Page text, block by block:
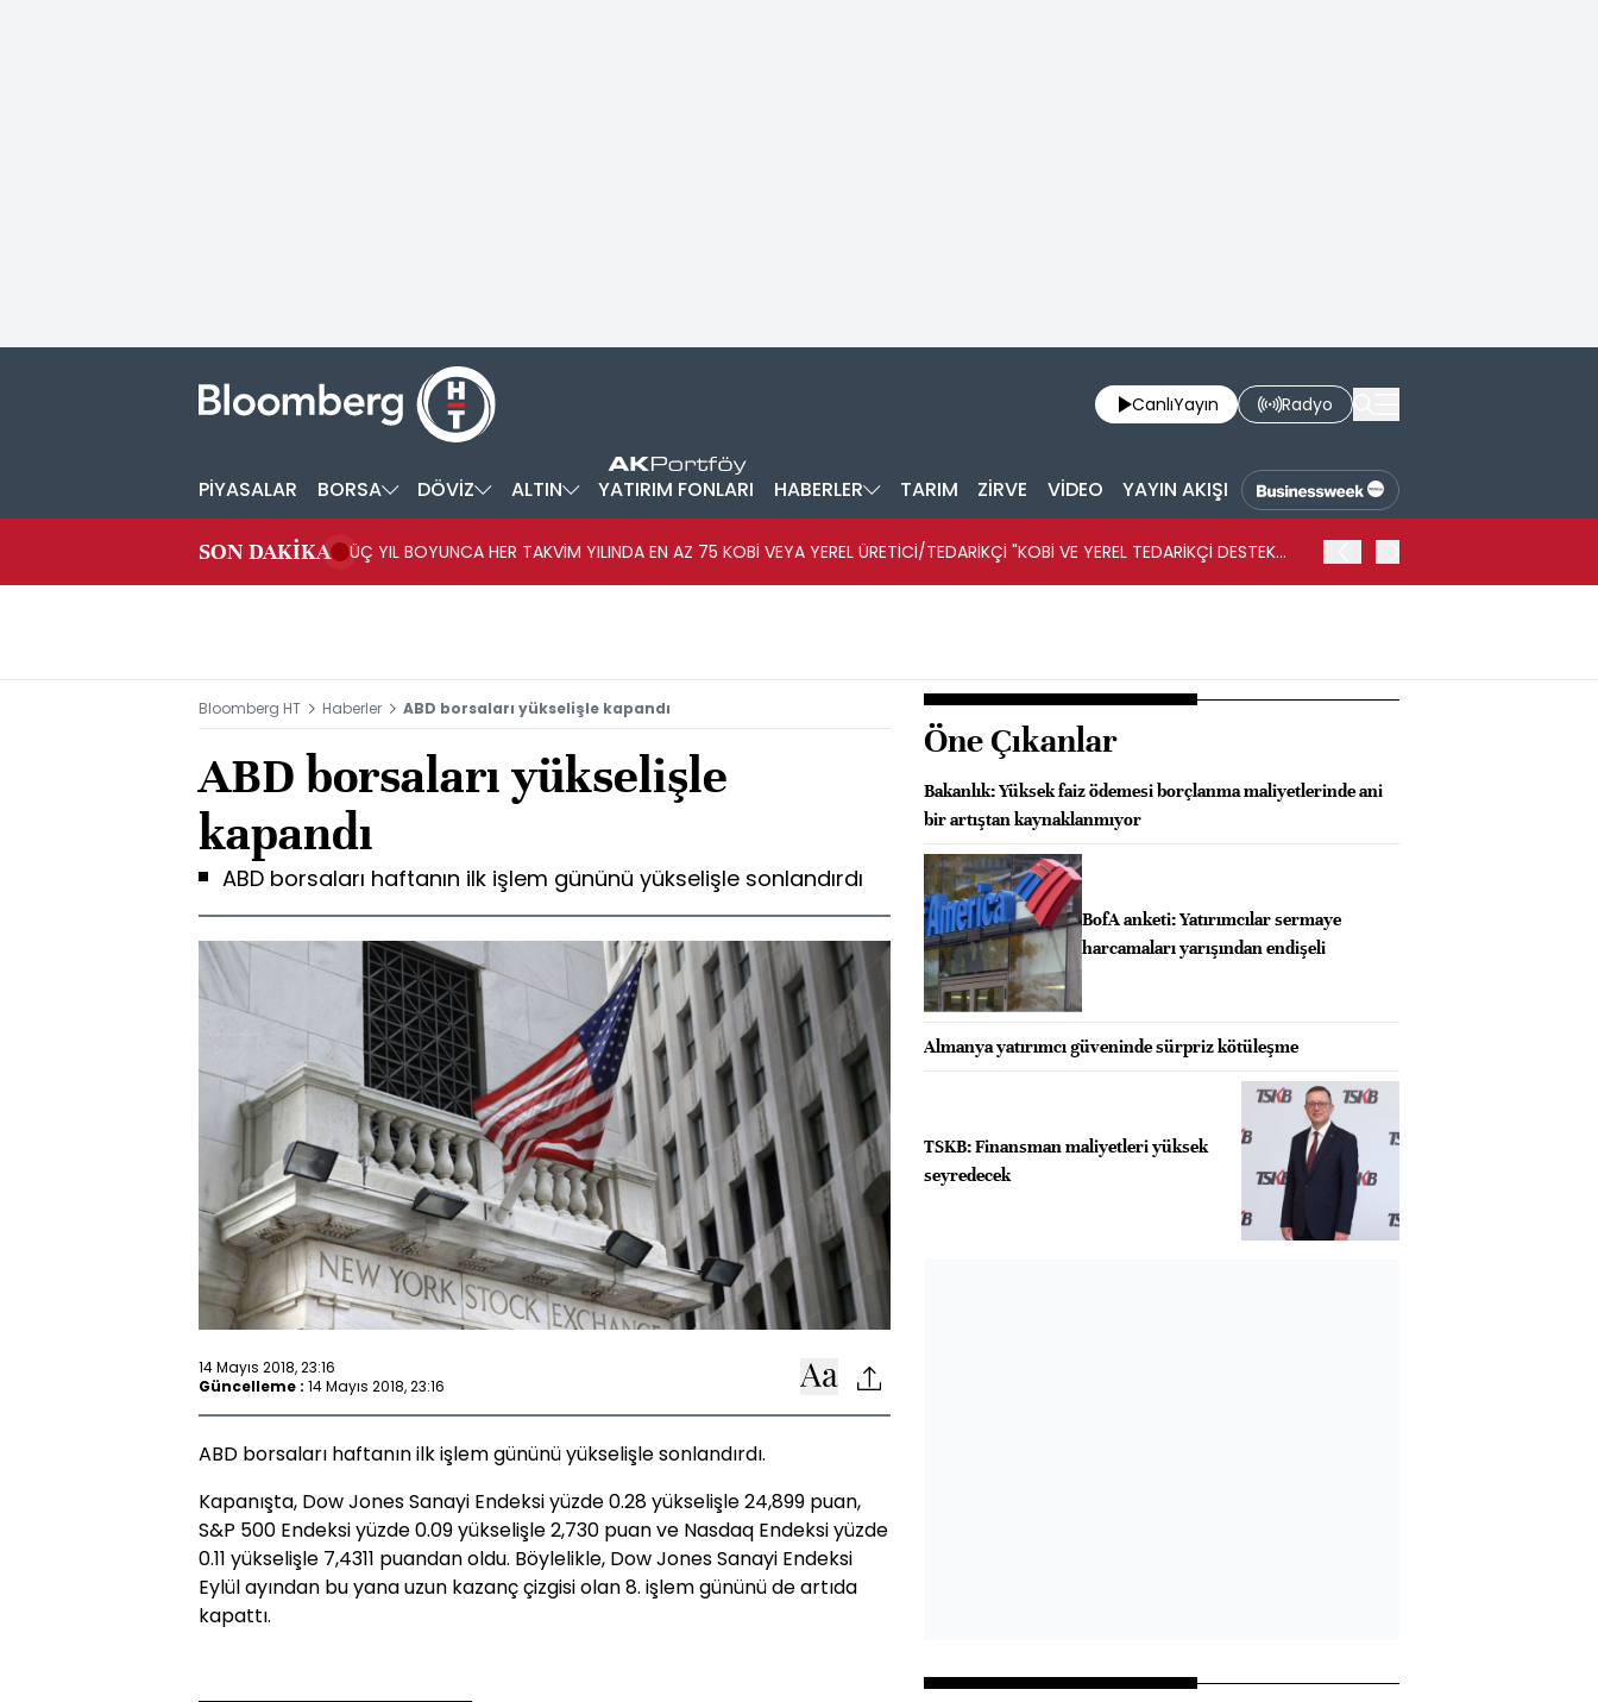
CanlıYayın Radyo
PİYASALAR BORSA DÖVİZ ALTIN YATIRIM FONLARI HABERLER TARIM ZİRVE VİDEO YAYIN AKIŞI
SON DAKİKA
ÜÇ YIL BOYUNCA HER TAKVİM YILINDA EN AZ 75 KOBİ VEYA YEREL ÜRETİCİ/TEDARİKÇİ "KOBİ VE YEREL TEDARİKÇİ DESTEK
Bloomberg HT Haberler ABD borsaları yükselişle kapandı
ABD borsaları yükselişle
kapandı
ABD borsaları haftanın ilk işlem gününü yükselişle sonlandırdı
14 Mayıs 2018, 23:16
Güncelleme : 14 Mayıs 2018, 23:16
ABD borsaları haftanın ilk işlem gününü yükselişle sonlandırdı.
Kapanışta, Dow Jones Sanayi Endeksi yüzde 0.28 yükselişle 24,899 puan,
S&P 500 Endeksi yüzde 0.09 yükselişle 2,730 puan ve Nasdaq Endeksi yüzde
0.11 yükselişle 7,4311 puandan oldu. Böylelikle, Dow Jones Sanayi Endeksi
Eylül ayından bu yana uzun kazanç çizgisi olan 8. işlem gününü de artıda
kapattı.
Öne Çıkanlar
Bakanlık: Yüksek faiz ödemesi borçlanma maliyetlerinde ani
bir artıştan kaynaklanmıyor
BofA anketi: Yatırımcılar sermaye
harcamaları yarışından endişeli
Almanya yatırımcı güveninde sürpriz kötüleşme
TSKB: Finansman maliyetleri yüksek
seyredecek